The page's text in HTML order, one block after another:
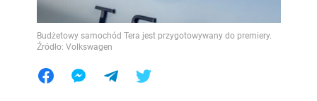
Budżetowy samochód Tera jest przygotowywany do premiery.
Źródło: Volkswagen